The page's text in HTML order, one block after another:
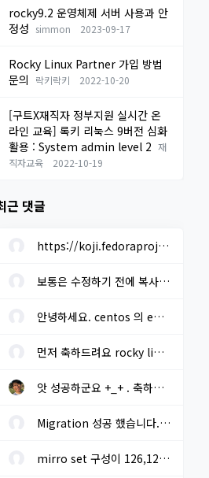
rocky9.2 운영체제 서버 사용과 안
정성 simmon 2023-09-17
Rocky Linux Partner 가입 방법
문의
락키락키 2022-10-20
[구트X재직자 정부지원 실시간 온
라인 교육] 록키 리눅스 9버전 심화
활용 : System admin level 2 재
직자교육
2022-10-19
근 댓글
https://koji.fedoraproject.org/koji/buildinfo?buildID=1633205 에...
보통은 수정하기 전에 복사본을 미리 만들어 놓고 진행하면 됩니다. ...
안녕하세요. centos 의 eos 로 인한 차기 os 선정을 하려고 합니다. r...
먼저 축하드려요 rocky linux 설치시 "yum install baekmuk-ttf-...
앗 성공하군요 +_+ . 축하드립니다!! migrate2rockyoffline.sh 로 파...
Migration 성공 했습니다. - 오프라인. 기본 레포에 추가적으로 extra...
mirro set 구성이 126,127 번 라인 말씀 하시는지요? gpg key sms 117...